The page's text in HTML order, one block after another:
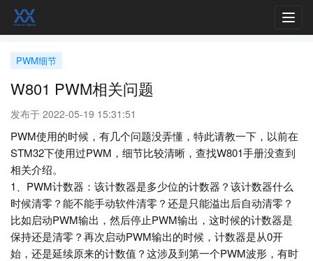
PWM细节
W801 PWM相关问题
发布于 2022-05-19 15:31:51
PWM使用的时候，有几个问题没弄懂，特此请教一下，以前在
STM32下使用过PWM，细节比较清晰，查找W801手册没查到
相关介绍。
1、PWM计数器：该计数器是多少位的计数器？该计数器什么
时候清零？能不能手动软件清零？还是只能溢出后自动清零？
比如启动PWM输出，然后停止PWM输出，这时候的计数器是
保持还是清零？再次启动PWM输出的时候，计数器是从0开
始，还是延续原来的计数值？这涉及到第一个PWM波形，有时